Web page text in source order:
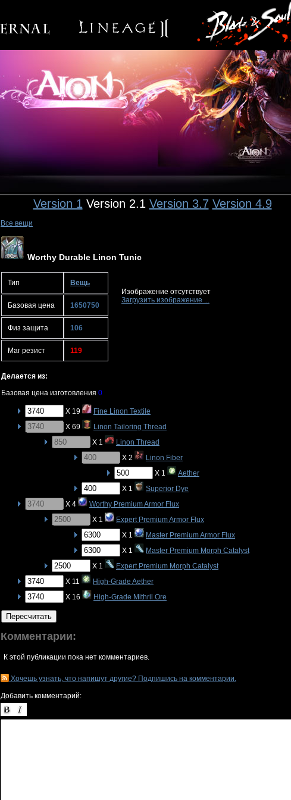
Version 1 Version 2.1 Version 3.7 Version 4.9
Все вещи
Worthy Durable Linon Tunic
Тип Вещь
Базовая цена 1650750
Физ защита 106
Маг резист 119
Изображение отсутствует
Загрузить изображение ...
Делается из:
Базовая цена изготовления 0
X 19
Fine Linon Textile
X 69
Linon Tailoring Thread
X 1
Linon Thread
X 2
Linon Fiber
X 1
Aether
X 1
Superior Dye
X 4
Worthy Premium Armor Flux
X 1
Expert Premium Armor Flux
X 1
Master Premium Armor Flux
X 1
Master Premium Morph Catalyst
X 1
Expert Premium Morph Catalyst
X 11
High-Grade Aether
X 16
High-Grade Mithril Ore
Пересчитать
Комментарии:
К этой публикации пока нет комментариев.
Хочешь узнать, что напишут другие? Подпишись на комментарии.
Добавить комментарий: